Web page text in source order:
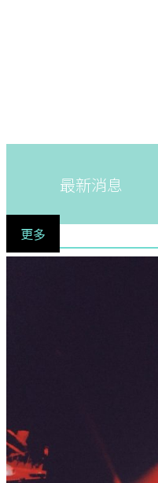
最新消息
更多